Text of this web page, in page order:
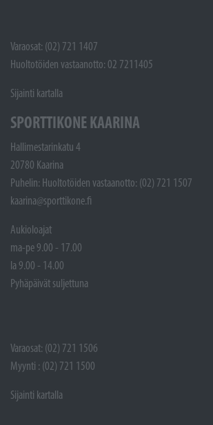
Varaosat: (02) 721 1407
Huoltotöiden vastaanotto: 02 7211405
Sijainti kartalla
SPORTTIKONE KAARINA
Hallimestarinkatu 4
20780 Kaarina
Puhelin: Huoltotöiden vastaanotto: (02) 721 1507
kaarina@sporttikone.fi
Aukioloajat
ma-pe 9.00 - 17.00
la 9.00 - 14.00
Pyhäpäivät suljettuna
Varaosat: (02) 721 1506
Myynti : (02) 721 1500
Sijainti kartalla